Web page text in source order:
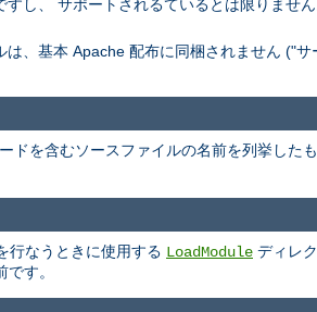
し、 サポートされるているとは限りません
、基本 Apache 配布に同梱されません ("
ドを含むソースファイルの名前を列挙したも
行なうときに使用する LoadModule ディレ
す。